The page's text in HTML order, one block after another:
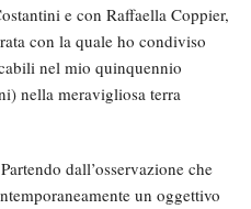
e con Raffaella Coppier,
con la quale ho condiviso
nel mio quinquennio
nella meravigliosa terra
dall’osservazione che
un oggettivo